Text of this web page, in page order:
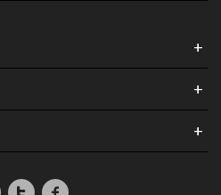
+
+
+